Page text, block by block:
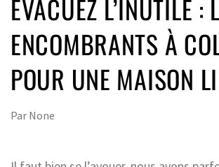
ÉVACUEZ L’INUTILE :
ENCOMBRANTS À
POUR UNE MAISON
Par None